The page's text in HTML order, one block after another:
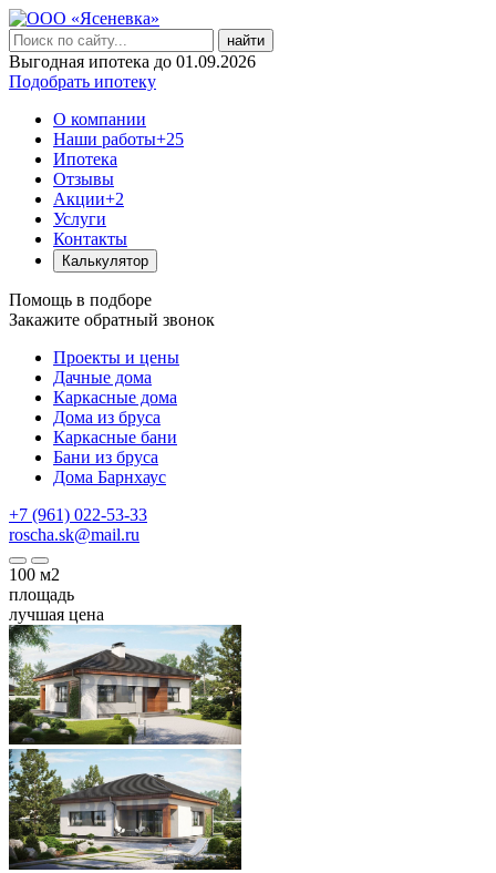
найти
Выгодная ипотека до 01.09.2026
Подобрать ипотеку
О компании
Наши работы+25
Ипотека
Отзывы
Акции+2
Услуги
Контакты
Калькулятор
Помощь в подборе
Закажите обратный звонок
Проекты и цены
Дачные дома
Каркасные дома
Дома из бруса
Каркасные бани
Бани из бруса
Дома Барнхаус
+7 (961) 022-53-33
roscha.sk@mail.ru
100 м2
площадь
лучшая цена